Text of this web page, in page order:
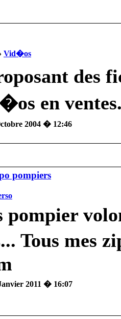
Vid�os
des
en
2004 � 12:46
pompiers
pompier
Tous mes
2011 � 16:07